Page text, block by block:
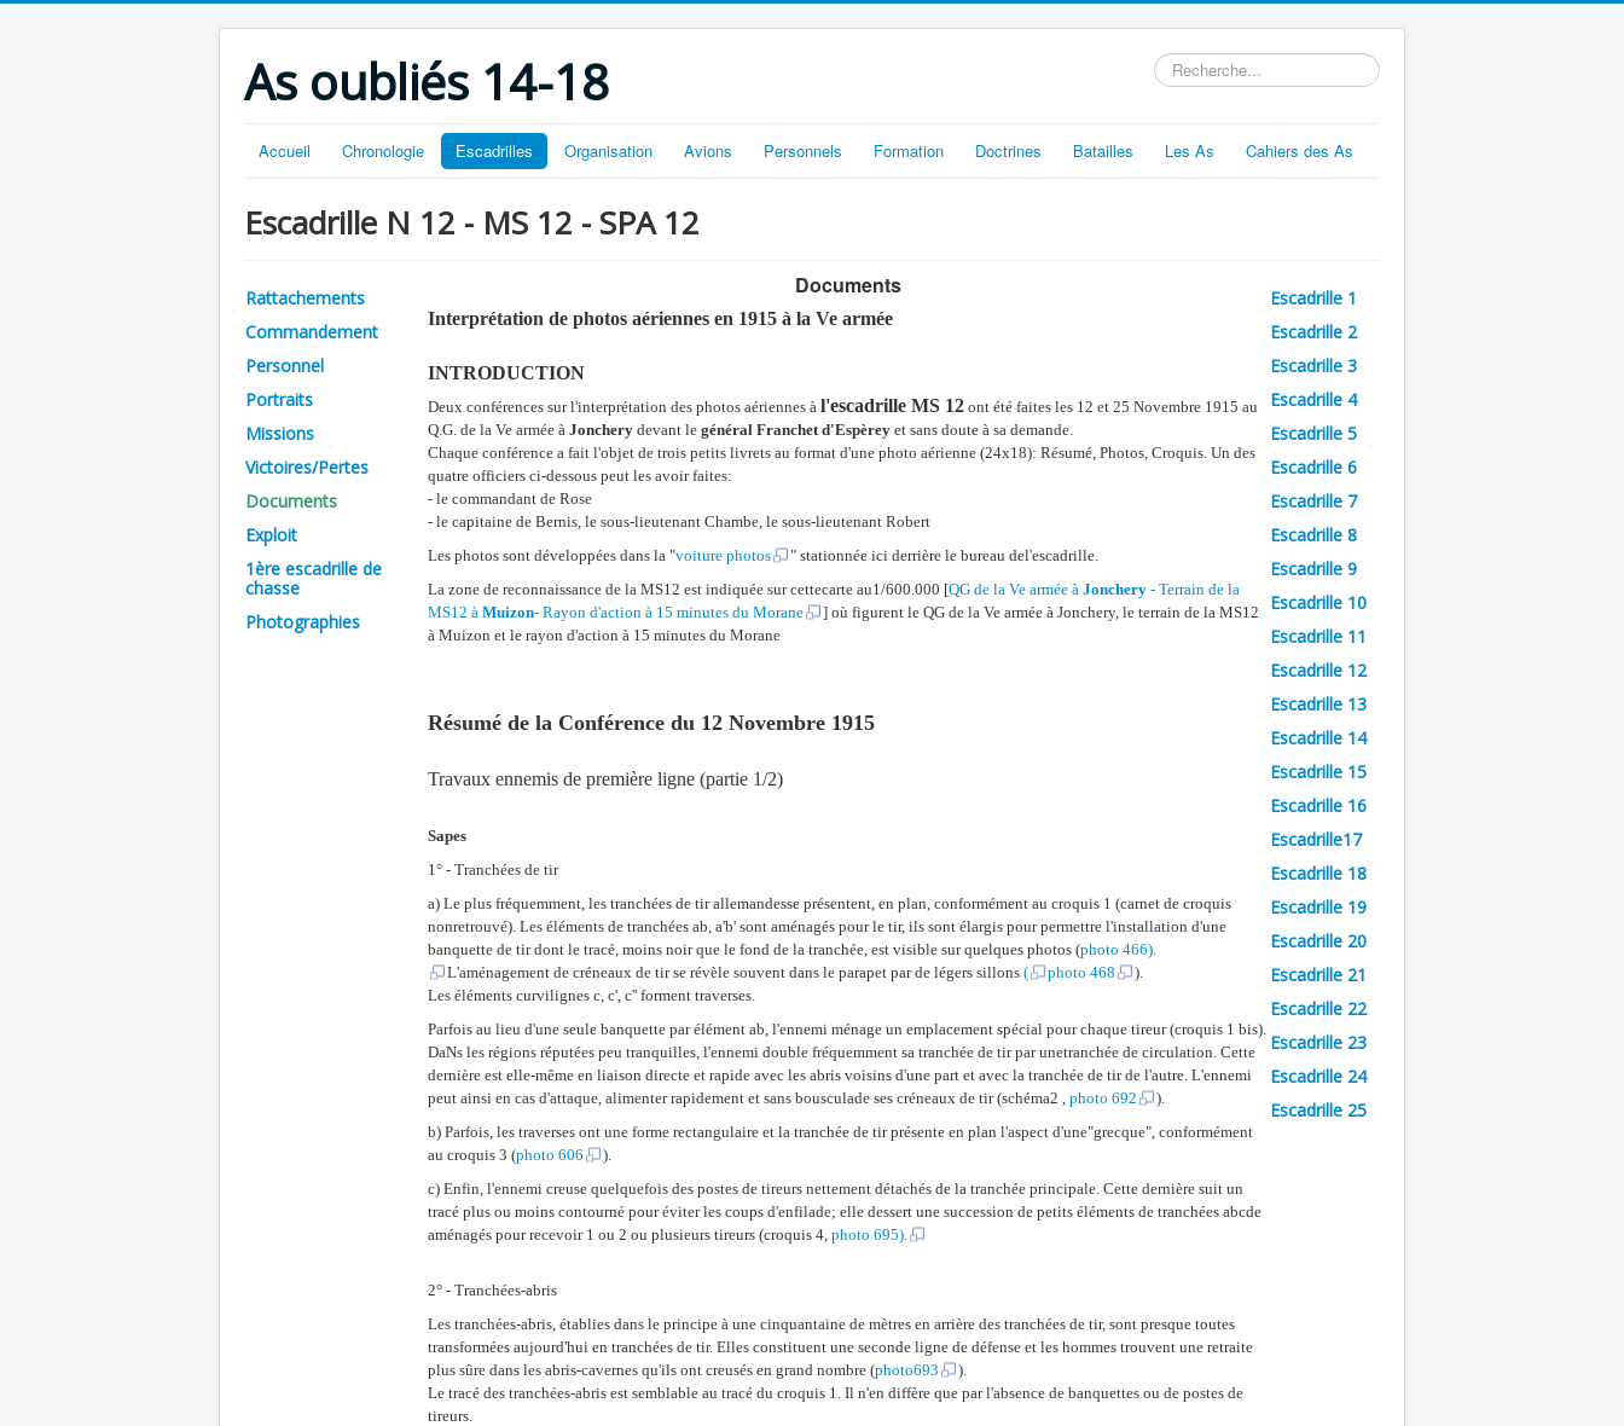
As oubliés 14-18 Rechercher
Accueil Chronologie Escadrilles Organisation Avions Personnels Formation Doctrines Batailles Les As Cahiers des As
Escadrille N 12 - MS 12 - SPA 12
Rattachements
Commandement
Personnel
Portraits
Missions
Victoires/Pertes
Documents
Exploit
1ère escadrille de
chasse
Photographies
Documents
Interprétation de photos aériennes en 1915 à la Ve armée
INTRODUCTION
Deux conférences sur l'interprétation des photos aériennes à l'escadrille MS 12 ont été faites les 12 et 25 Novembre 1915 au
Q.G. de la Ve armée à Jonchery devant le général Franchet d'Espèrey et sans doute à sa demande.
Chaque conférence a fait l'objet de trois petits livrets au format d'une photo aérienne (24x18): Résumé, Photos, Croquis. Un des
quatre officiers ci-dessous peut les avoir faites:
- le commandant de Rose
- le capitaine de Bernis, le sous-lieutenant Chambe, le sous-lieutenant Robert
Les photos sont développées dans la "voiture photos " stationnée ici derrière le bureau del'escadrille.
La zone de reconnaissance de la MS12 est indiquée sur cettecarte au1/600.000 [QG de la Ve armée à Jonchery - Terrain de la
MS12 à Muizon- Rayon d'action à 15 minutes du Morane
] où figurent le QG de la Ve armée à Jonchery, le terrain de la MS12
à Muizon et le rayon d'action à 15 minutes du Morane
Résumé de la Conférence du 12 Novembre 1915
Travaux ennemis de première ligne (partie 1/2)
Sapes
1° - Tranchées de tir
a) Le plus fréquemment, les tranchées de tir allemandesse présentent, en plan, conformément au croquis 1 (carnet de croquis
nonretrouvé). Les éléments de tranchées ab, a'b' sont aménagés pour le tir, ils sont élargis pour permettre l'installation d'une
banquette de tir dont le tracé, moins noir que le fond de la tranchée, est visible sur quelques photos (photo 466).
L'aménagement de créneaux de tir se révèle souvent dans le parapet par de légers sillons ( photo 468
).
Les éléments curvilignes c, c', c'' forment traverses.
Parfois au lieu d'une seule banquette par élément ab, l'ennemi ménage un emplacement spécial pour chaque tireur (croquis 1 bis).
DaNs les régions réputées peu tranquilles, l'ennemi double fréquemment sa tranchée de tir par unetranchée de circulation. Cette
dernière est elle-même en liaison directe et rapide avec les abris voisins d'une part et avec la tranchée de tir de l'autre. L'ennemi
peut ainsi en cas d'attaque, alimenter rapidement et sans bousculade ses créneaux de tir (schéma2 , photo 692
).
b) Parfois, les traverses ont une forme rectangulaire et la tranchée de tir présente en plan l'aspect d'une"grecque", conformément
au croquis 3 (photo 606
).
c) Enfin, l'ennemi creuse quelquefois des postes de tireurs nettement détachés de la tranchée principale. Cette dernière suit un
tracé plus ou moins contourné pour éviter les coups d'enfilade; elle dessert une succession de petits éléments de tranchées abcde
aménagés pour recevoir 1 ou 2 ou plusieurs tireurs (croquis 4, photo 695).
2° - Tranchées-abris
Les tranchées-abris, établies dans le principe à une cinquantaine de mètres en arrière des tranchées de tir, sont presque toutes
transformées aujourd'hui en tranchées de tir. Elles constituent une seconde ligne de défense et les hommes trouvent une retraite
plus sûre dans les abris-cavernes qu'ils ont creusés en grand nombre (photo693
).
Le tracé des tranchées-abris est semblable au tracé du croquis 1. Il n'en diffère que par l'absence de banquettes ou de postes de
tireurs.
Escadrille 1
Escadrille 2
Escadrille 3
Escadrille 4
Escadrille 5
Escadrille 6
Escadrille 7
Escadrille 8
Escadrille 9
Escadrille 10
Escadrille 11
Escadrille 12
Escadrille 13
Escadrille 14
Escadrille 15
Escadrille 16
Escadrille17
Escadrille 18
Escadrille 19
Escadrille 20
Escadrille 21
Escadrille 22
Escadrille 23
Escadrille 24
Escadrille 25